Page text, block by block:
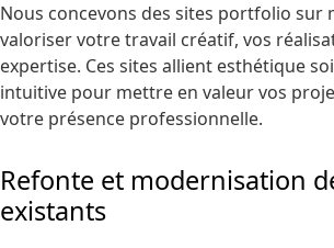
Nous concevons des sites portfolio sur
valoriser votre travail créatif, vos
expertise. Ces sites allient esthétique
intuitive pour mettre en valeur vos
votre présence professionnelle.
Refonte et modernisation
existants